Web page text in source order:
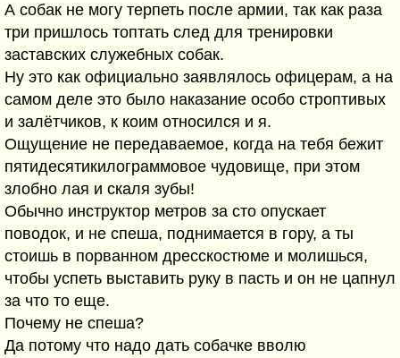
А собак не могу терпеть после армии, так как раза
три пришлось топтать след для тренировки
заставских служебных собак.
Ну это как официально заявлялось офицерам, а на
самом деле это было наказание особо строптивых
и залётчиков, к коим относился и я.
Ощущение не передаваемое, когда на тебя бежит
пятидесятикилограммовое чудовище, при этом
злобно лая и скаля зубы!
Обычно инструктор метров за сто опускает
поводок, и не спеша, поднимается в гору, а ты
стоишь в порванном дресскостюме и молишься,
чтобы успеть выставить руку в пасть и он не цапнул
за что то еще.
Почему не спеша?
Да потому что надо дать собачке вволю